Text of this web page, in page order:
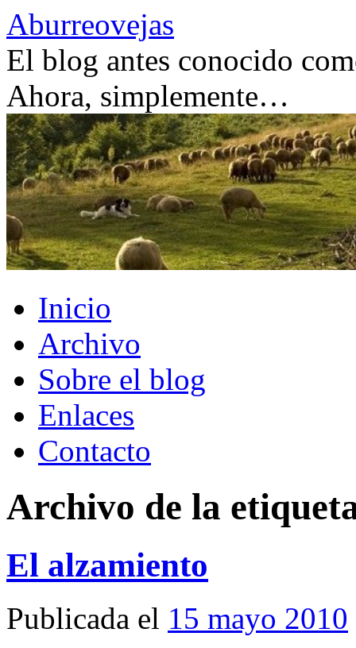
Saltar
al
contenido
Aburreovejas
El blog antes conocido
Ahora, simplemente…
Inicio
Archivo
Sobre el blog
Enlaces
Contacto
Archivo de la
El alzamiento
Publicada el 15 mayo 2010